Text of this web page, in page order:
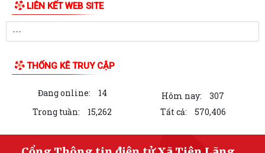
Quyết định công bố Danh mục TTHC mới ban hành, bị bãi bỏ thuộc
phạm vi, chức năng quản lý của Sở...
kỳ tháng 02/2026
Thông báo Kết luận của Chủ tịch UBND xã tại buổi tiếp công dân định
kỳ tháng 01/2026
LIÊN KẾT WEB SITE
THỐNG KÊ TRUY CẬP
Đang online: 14 Hôm nay:
307
Trong tuần:
15,262 Tất cả: 570,406